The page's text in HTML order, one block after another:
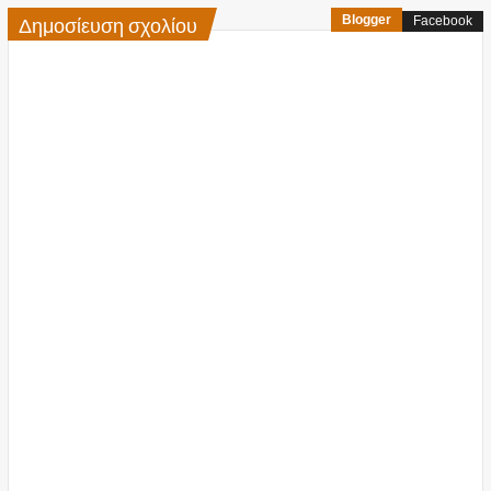
Δημοσίευση σχολίου Blogger Facebook